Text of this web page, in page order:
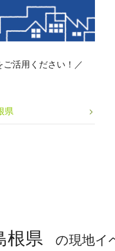
ご活用ください！／
県
根県 の現地イ